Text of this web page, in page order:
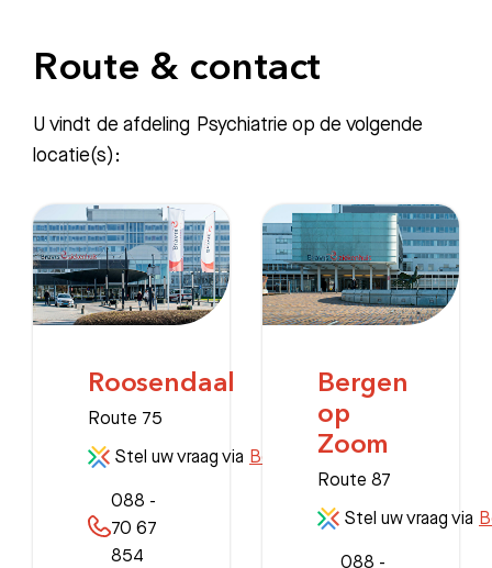
Route & contact
U vindt de afdeling Psychiatrie op de volgende
locatie(s):
Roosendaal
Route 75
Stel uw vraag via Beterdichtbij
088 -
70 67
854
Bergen
op
Zoom
Route 87
Stel uw vraag via
088 -